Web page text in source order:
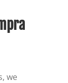
we